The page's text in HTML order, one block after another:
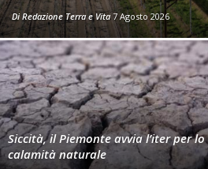
Di Redazione Terra e Vita 7 Agosto 2026
Siccità, il Piemonte avvia l’iter per
calamità naturale